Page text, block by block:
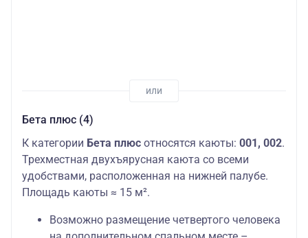
Бета плюс (4)
К категории Бета плюс относятся каюты: 001, 002.
Трехместная двухъярусная каюта со всеми
удобствами, расположенная на нижней палубе.
Площадь каюты ≈ 15 м².
Возможно размещение четвертого человека